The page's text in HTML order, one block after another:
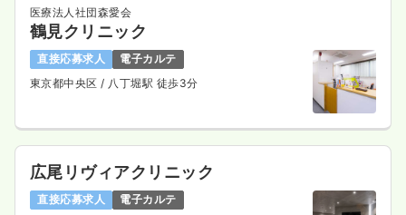
医療法人社団森愛会
鶴見クリニック
直接応募求人
電子カルテ
東京都中央区 / 八丁堀駅 徒歩3分
広尾リヴィアクリニック
直接応募求人
電子カルテ